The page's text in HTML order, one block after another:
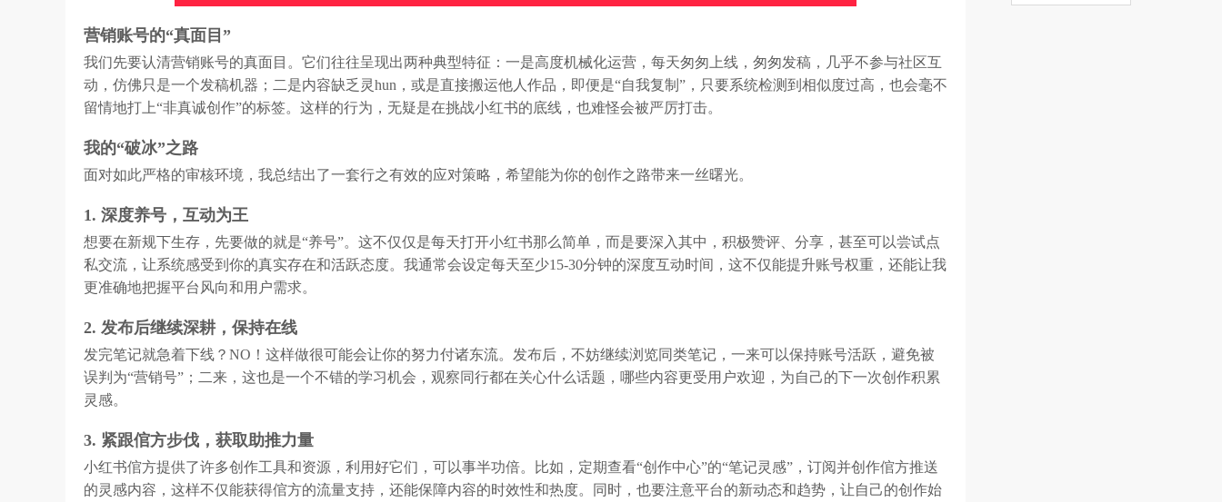
营销账号的“真面目”
我们先要认清营销账号的真面目。它们往往呈现出两种典型特征：一是高度机械化运营，每天匆匆上线，匆匆发稿，几乎不参与社区互
动，仿佛只是一个发稿机器；二是内容缺乏灵hun，或是直接搬运他人作品，即便是“自我复制”，只要系统检测到相似度过高，也会毫不
留情地打上“非真诚创作”的标签。这样的行为，无疑是在挑战小红书的底线，也难怪会被严厉打击。
我的“破冰”之路
面对如此严格的审核环境，我总结出了一套行之有效的应对策略，希望能为你的创作之路带来一丝曙光。
1. 深度养号，互动为王
想要在新规下生存，先要做的就是“养号”。这不仅仅是每天打开小红书那么简单，而是要深入其中，积极赞评、分享，甚至可以尝试点
私交流，让系统感受到你的真实存在和活跃态度。我通常会设定每天至少15-30分钟的深度互动时间，这不仅能提升账号权重，还能让我
更准确地把握平台风向和用户需求。
2. 发布后继续深耕，保持在线
发完笔记就急着下线？NO！这样做很可能会让你的努力付诸东流。发布后，不妨继续浏览同类笔记，一来可以保持账号活跃，避免被
误判为“营销号”；二来，这也是一个不错的学习机会，观察同行都在关心什么话题，哪些内容更受用户欢迎，为自己的下一次创作积累
灵感。
3. 紧跟倌方步伐，获取助推力量
小红书倌方提供了许多创作工具和资源，利用好它们，可以事半功倍。比如，定期查看“创作中心”的“笔记灵感”，订阅并创作倌方推送
的灵感内容，这样不仅能获得倌方的流量支持，还能保障内容的时效性和热度。同时，也要注意平台的新动态和趋势，让自己的创作始